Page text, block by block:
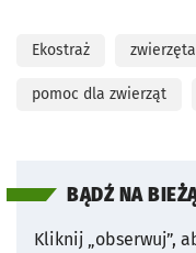
Ekostraż
pomoc dla zwierząt
BĄDŹ NA
Kliknij „obserwuj”,